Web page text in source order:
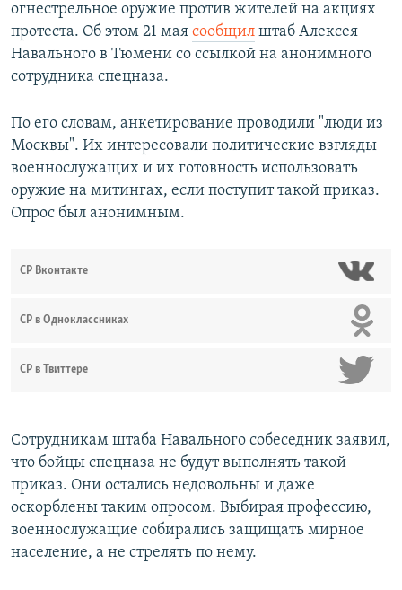
огнестрельное оружие против жителей на акциях
протеста. Об этом 21 мая сообщил штаб Алексея
Навального в Тюмени со ссылкой на анонимного
сотрудника спецназа.
По его словам, анкетирование проводили "люди из
Москвы". Их интересовали политические взгляды
военнослужащих и их готовность использовать
оружие на митингах, если поступит такой приказ.
Опрос был анонимным.
СР Вконтакте
СР в Одноклассниках
СР в Твиттере
Сотрудникам штаба Навального собеседник заявил,
что бойцы спецназа не будут выполнять такой
приказ. Они остались недовольны и даже
оскорблены таким опросом. Выбирая профессию,
военнослужащие собирались защищать мирное
население, а не стрелять по нему.